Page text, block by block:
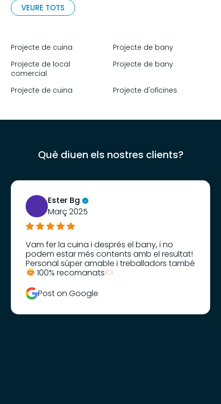
VEURE TOTS
Projecte de cuina
Projecte de bany
Projecte de local
comercial
Projecte de bany
Projecte de cuina Projecte d'oficines
Què diuen els nostres clients?
Ester Bg
Març 2025
Vam fer la cuina i després el bany, i no
podem estar més contents amb el resultat!
Personal súper amable i treballadors també
100% recomanats
Post on Google